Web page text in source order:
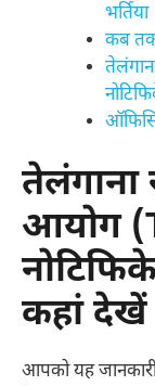
भर्तिया
कब तक
तेलंगाना
आयोग
कहां देखें
आपको यह